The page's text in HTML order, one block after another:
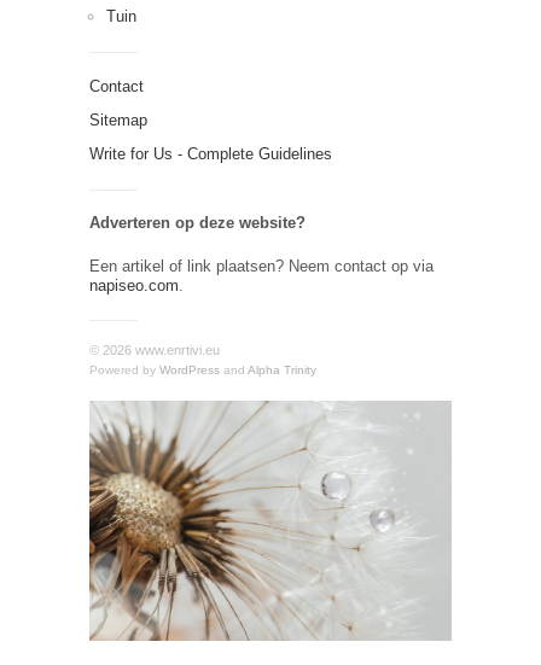
Tuin
Contact
Sitemap
Write for Us - Complete Guidelines
Adverteren op deze website?
Een artikel of link plaatsen? Neem contact op via
napiseo.com.
© 2026 www.enrtivi.eu
Powered by WordPress and Alpha Trinity